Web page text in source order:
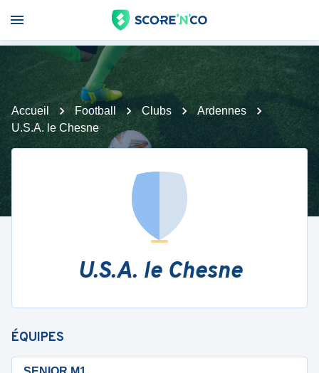
Accueil Football Clubs
Ardennes
U.S.A. le Chesne
U.S.A. le Chesne
ÉQUIPES